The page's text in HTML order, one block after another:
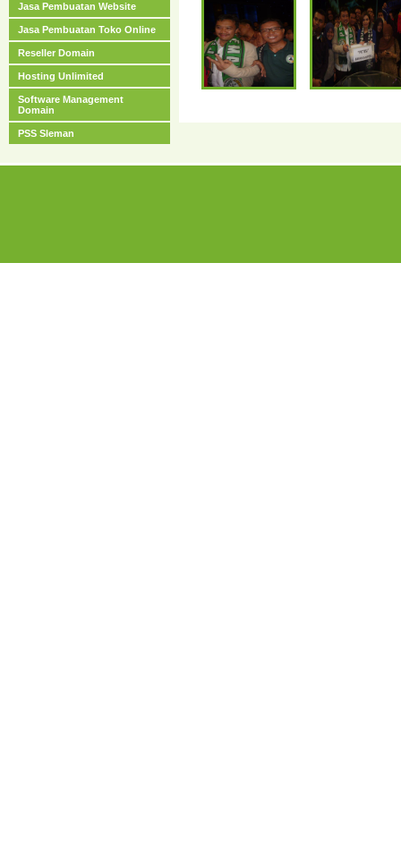
Jasa Pembuatan Website
Jasa Pembuatan Toko Online
Reseller Domain
Hosting Unlimited
Software Management
Domain
PSS Sleman